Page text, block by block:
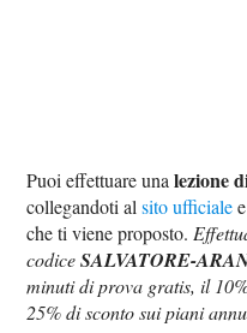
Puoi effettuare unalezione
collegandoti alsito ufficiale
che ti viene proposto.
codiceSALVATORE-
minuti di prova gratis, il
25% di sconto sui piani